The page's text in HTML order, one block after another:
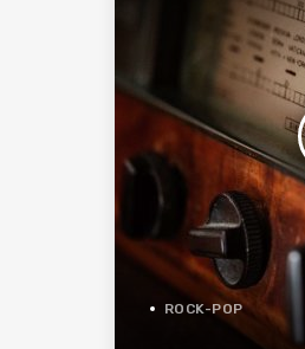
ROCK-POP